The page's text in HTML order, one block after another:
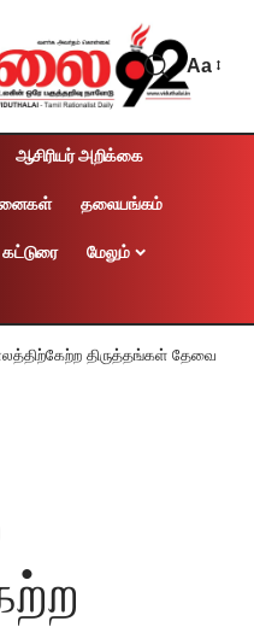
Aa
ஆசிரியர் அறிக்கை
தலையங்கம்
கட்டுரை மேலும்
திருத்தங்கள் தேவை